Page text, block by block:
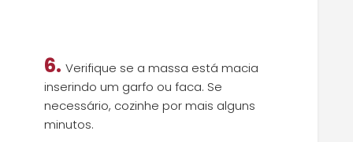
6.Verifique se a massa está macia
inserindo um garfo ou faca. Se
necessário, cozinhe por mais alguns
minutos.